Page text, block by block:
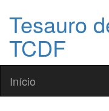
Tesauro
TCDF
Início